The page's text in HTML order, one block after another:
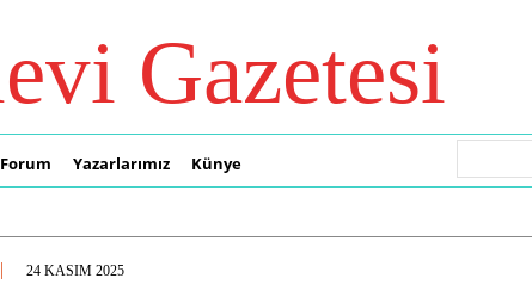
Gazetesi
Forum Yazarlarımız Künye
24 KASIM 2025